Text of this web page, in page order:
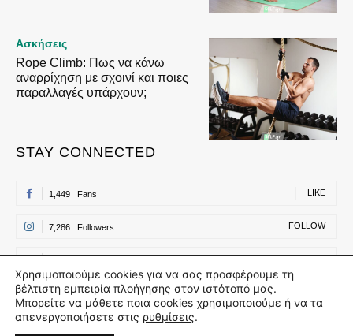
Ασκήσεις
Rope Climb: Πως να κάνω
αναρρίχηση με σχοινί και ποιες
παραλλαγές υπάρχουν;
STAY CONNECTED
1,449 Fans LIKE
7,286 Followers FOLLOW
FOLLOW
500 Followers
Χρησιμοποιούμε cookies για να σας προσφέρουμε τη
βέλτιστη εμπειρία πλοήγησης στον ιστότοπό μας.
Μπορείτε να μάθετε ποια cookies χρησιμοποιούμε ή να τα
απενεργοποιήσετε στις ρυθμίσεις.